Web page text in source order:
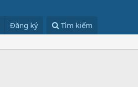
Đăng ký Tìm kiếm